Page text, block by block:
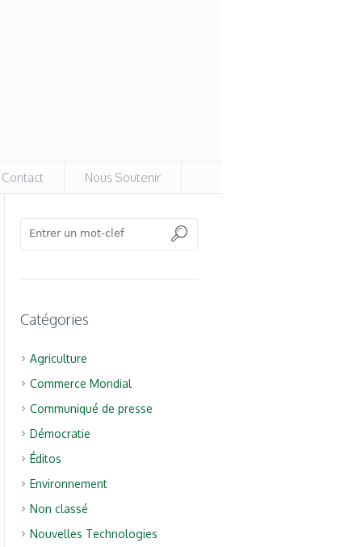
Contact Nous Soutenir
Catégories
Agriculture
Commerce Mondial
Communiqué de presse
Démocratie
Éditos
Environnement
Non classé
Nouvelles Technologies